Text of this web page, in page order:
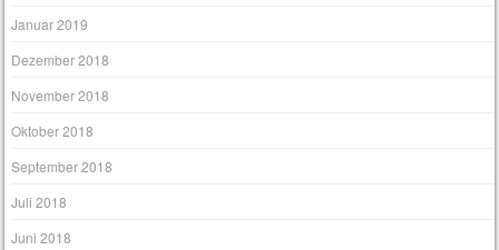
Januar 2019
Dezember 2018
November 2018
Oktober 2018
September 2018
Juli 2018
Juni 2018